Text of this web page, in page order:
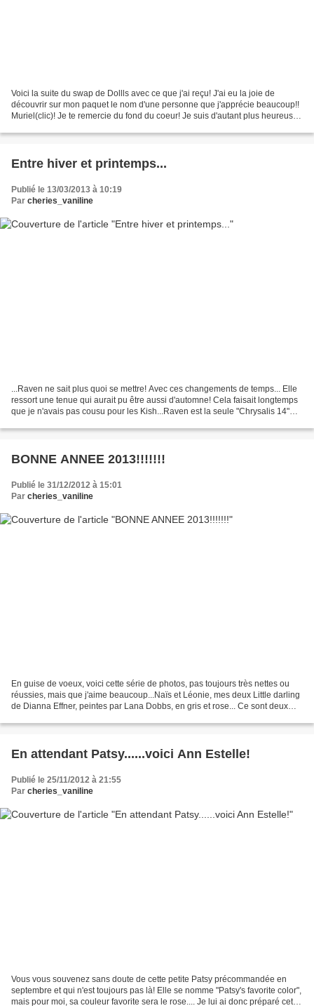
Voici la suite du swap de Dollls avec ce que j'ai reçu! J'ai eu la joie de
découvrir sur mon paquet le nom d'une personne que j'apprécie beaucoup!!
Muriel(clic)! Je te remercie du fond du coeur! Je suis d'autant plus heureuse
Entre hiver et printemps...
Publié le 13/03/2013 à 10:19
Par cheries_vaniline
...Raven ne sait plus quoi se mettre! Avec ces changements de temps... Elle
ressort une tenue qui aurait pu être aussi d'automne! Cela faisait longtemps
que je n'avais pas cousu pour les Kish...Raven est la seule "Chrysalis 14"
BONNE ANNEE 2013!!!!!!!
Publié le 31/12/2012 à 15:01
Par cheries_vaniline
En guise de voeux, voici cette série de photos, pas toujours très nettes ou
réussies, mais que j'aime beaucoup...Naïs et Léonie, mes deux Little darling
de Dianna Effner, peintes par Lana Dobbs, en gris et rose... Ce sont deux
En attendant Patsy......voici Ann Estelle!
Publié le 25/11/2012 à 21:55
Par cheries_vaniline
Vous vous souvenez sans doute de cette petite Patsy précommandée en
septembre et qui n'est toujours pas là! Elle se nomme "Patsy's favorite color",
mais pour moi, sa couleur favorite sera le rose.... Je lui ai donc préparé cette